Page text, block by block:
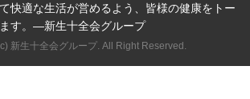
快適な生活が営めるよう、皆様の健康をトー
す。―新生十全会グループ
新生十全会グループ. All Right Reserved.